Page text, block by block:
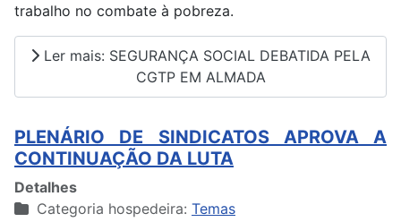
trabalho no combate à pobreza.
Ler mais: SEGURANÇA SOCIAL DEBATIDA PELA
CGTP EM ALMADA
PLENÁRIO DE SINDICATOS APROVA A
CONTINUAÇÃO DA LUTA
Detalhes
Categoria hospedeira: Temas